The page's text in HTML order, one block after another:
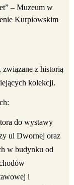
– Muzeum w
Kurpiowskim
z historią
kolekcji.
do wystawy
ul Dwornej oraz
w budynku od
i